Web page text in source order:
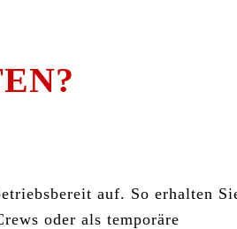
auf. So erhalten
oder als temporäre